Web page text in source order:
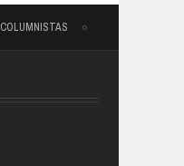
COLUMNISTAS